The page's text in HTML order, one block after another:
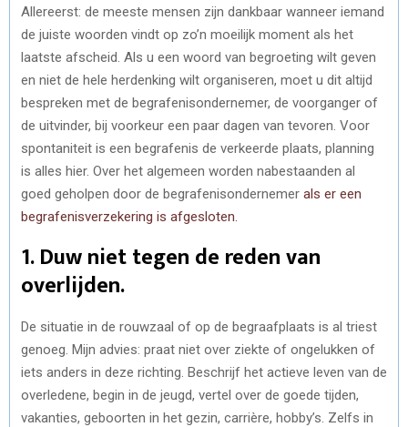
Allereerst: de meeste mensen zijn dankbaar wanneer iemand
de juiste woorden vindt op zo’n moeilijk moment als het
laatste afscheid. Als u een woord van begroeting wilt geven
en niet de hele herdenking wilt organiseren, moet u dit altijd
bespreken met de begrafenisondernemer, de voorganger of
de uitvinder, bij voorkeur een paar dagen van tevoren. Voor
spontaniteit is een begrafenis de verkeerde plaats, planning
is alles hier. Over het algemeen worden nabestaanden al
goed geholpen door de begrafenisondernemer als er een
begrafenisverzekering is afgesloten.
1. Duw niet tegen de reden van
overlijden.
De situatie in de rouwzaal of op de begraafplaats is al triest
genoeg. Mijn advies: praat niet over ziekte of ongelukken of
iets anders in deze richting. Beschrijf het actieve leven van de
overledene, begin in de jeugd, vertel over de goede tijden,
vakanties, geboorten in het gezin, carrière, hobby’s. Zelfs in